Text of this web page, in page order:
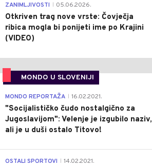
ZANIMLJIVOSTI 05.06.2026.
Otkriven trag nove vrste: Čovječja
ribica mogla bi ponijeti ime po Krajini
(VIDEO)
MONDO U SLOVENIJI
MONDO REPORTAŽA 16.02.2021.
"Socijalističko čudo nostalgično za
Jugoslavijom": Velenje je izgubilo naziv,
ali je u duši ostalo Titovo!
OSTALI SPORTOVI 14.02.2021.